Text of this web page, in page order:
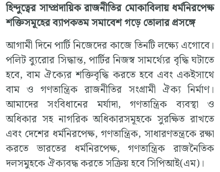
হিন্দুত্বের সাম্প্রদায়িক রাজনীতির মোকাবিলায় ধর্মনিরপেক্ষ
শক্তিসমূহেরব্যাপকতমসমাবেশগড়েতোলারপ্রসঙ্গে
আগামী দিনে পার্টি নিজেদের কাজে তিনটি লক্ষ্যে এগোবে।
পলিট ব্যুরোর সিদ্ধান্ত, পার্টির নিজস্ব সামর্থ্যের বৃদ্ধি ঘটাতে
হবে, বাম ঐক্যের শক্তিবৃদ্ধি করতে হবে এবং একইসাথে
বাম ও গণতান্ত্রিক রাজনীতির সংগ্রামী ঐক্য নির্মাণ।
আমাদের সংবিধানের মর্যাদা, গণতান্ত্রিক ব্যবস্থা ও
অধিকার সহ নাগরিক অধিকারসমূহকে সুরক্ষিত রাখতে
এবং দেশের ধর্মনিরপেক্ষ, গণতান্ত্রিক, সাধারণতন্ত্রকে রক্ষা
করতে ভারতের ধর্মনিরপেক্ষ, গণতান্ত্রিক রাজনৈতিক
দলসমুহকে ঐক্যবদ্ধ করতে সক্রিয় হবে সিপিআই(এম)।